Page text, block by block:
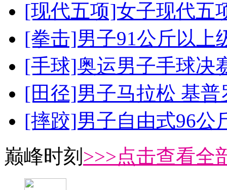
[现代五项]女子现代五
[拳击]男子91公斤以上
[手球]奥运男子手球决
[田径]男子马拉松 基
[摔跤]男子自由式96公
巅峰时刻 >>>点击查看全